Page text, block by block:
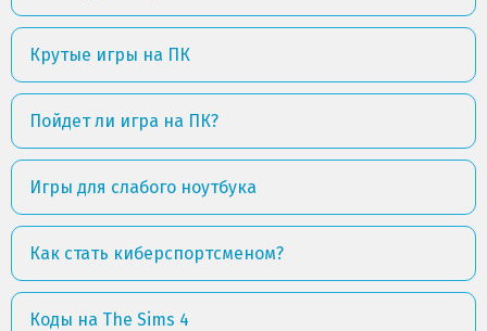
Крутые игры на ПК
Пойдет ли игра на ПК?
Игры для слабого ноутбука
Как стать киберспортсменом?
Коды на The Sims 4